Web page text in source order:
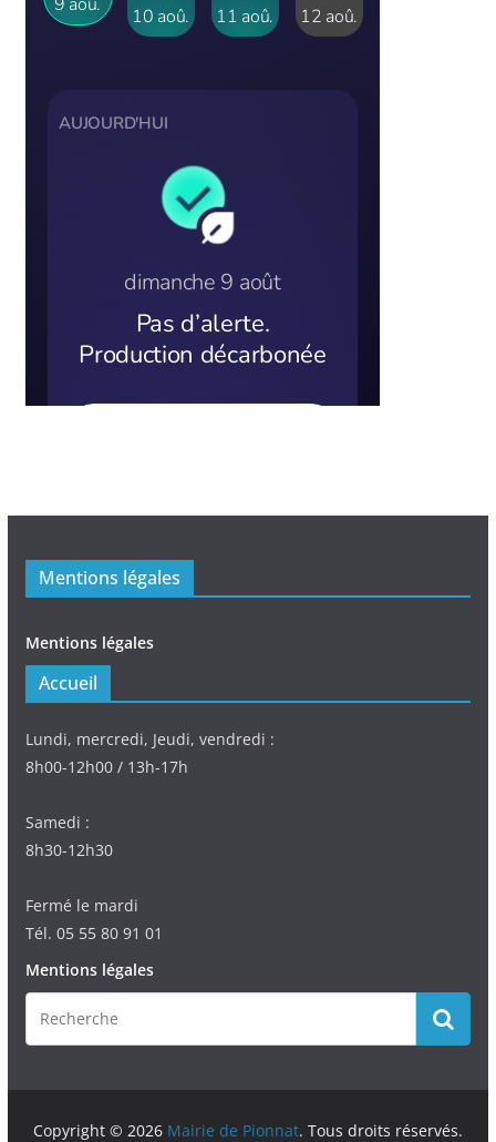
Mentions légales
Mentions légales
Accueil
Lundi, mercredi, Jeudi, vendredi :
8h00-12h00 / 13h-17h
Samedi :
8h30-12h30
Fermé le mardi
Tél. 05 55 80 91 01
Mentions légales
Copyright © 2026 Mairie de Pionnat. Tous droits réservés.